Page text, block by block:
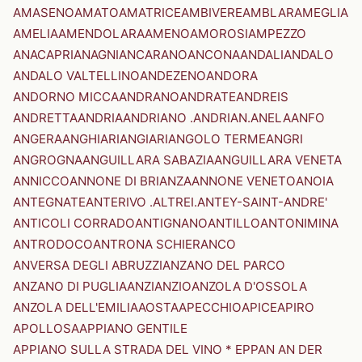
AMASENOAMATOAMATRICEAMBIVEREAMBLARAMEGLIA
AMELIAAMENDOLARAAMENOAMOROSIAMPEZZO
ANACAPRIANAGNIANCARANOANCONAANDALIANDALO
ANDALO VALTELLINOANDEZENOANDORA
ANDORNO MICCAANDRANOANDRATEANDREIS
ANDRETTAANDRIAANDRIANO .ANDRIAN.ANELAANFO
ANGERAANGHIARIANGIARIANGOLO TERMEANGRI
ANGROGNAANGUILLARA SABAZIAANGUILLARA VENETA
ANNICCOANNONE DI BRIANZAANNONE VENETOANOIA
ANTEGNATEANTERIVO .ALTREI.ANTEY-SAINT-ANDRE'
ANTICOLI CORRADOANTIGNANOANTILLOANTONIMINA
ANTRODOCOANTRONA SCHIERANCO
ANVERSA DEGLI ABRUZZIANZANO DEL PARCO
ANZANO DI PUGLIAANZIANZIOANZOLA D'OSSOLA
ANZOLA DELL'EMILIAAOSTAAPECCHIOAPICEAPIRO
APOLLOSAAPPIANO GENTILE
APPIANO SULLA STRADA DEL VINO * EPPAN AN DER